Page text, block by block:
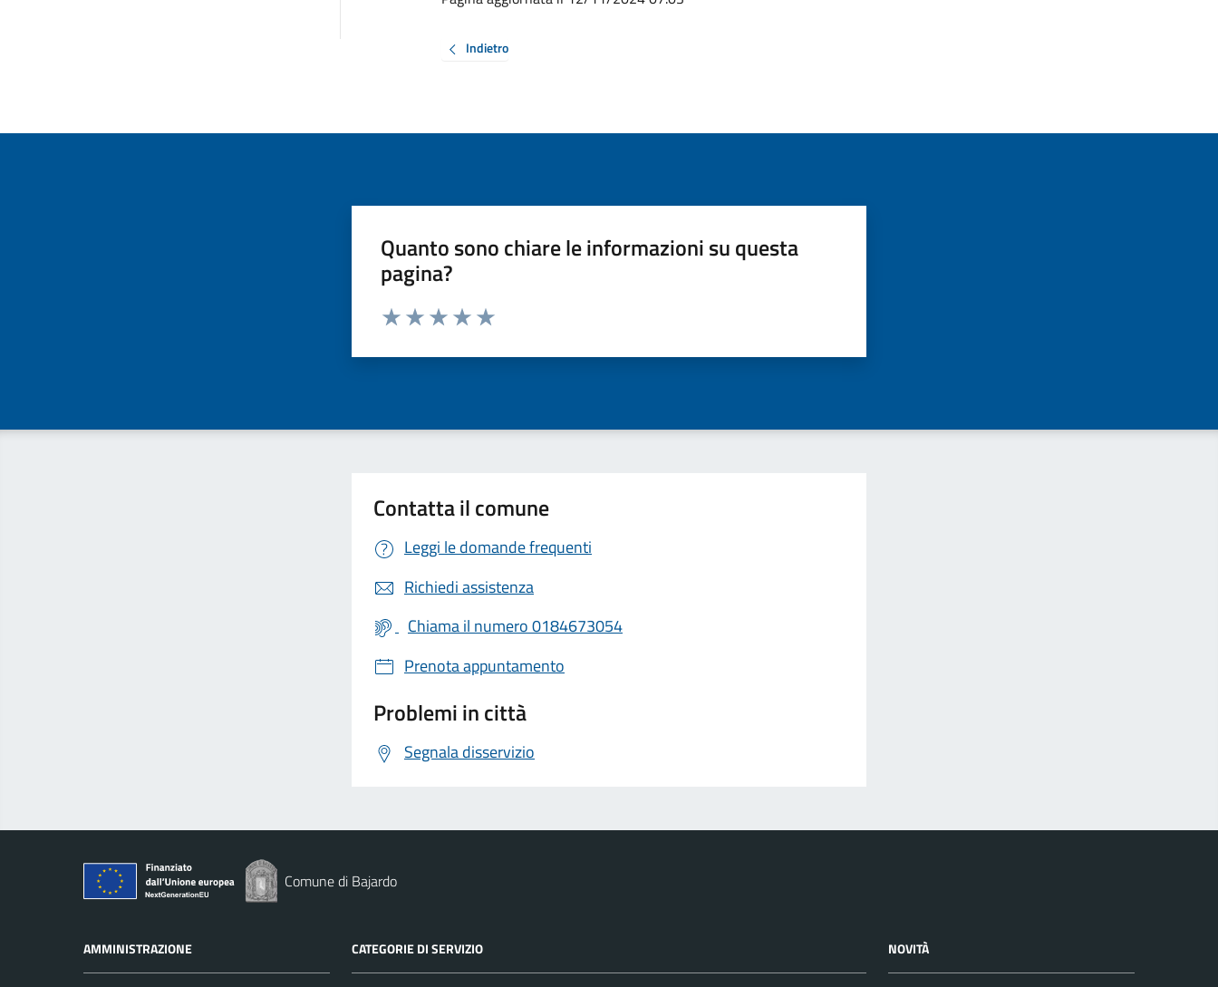
Indietro
Quanto sono chiare le informazioni su questa
pagina?
Valuta da 1 a 5 stelle la pagina
Contatta il comune
Leggi le domande frequenti
Richiedi assistenza
Chiama il numero 0184673054
Prenota appuntamento
Problemi in città
Segnala disservizio
Comune di Bajardo
AMMINISTRAZIONE CATEGORIE DI SERVIZIO NOVITÀ